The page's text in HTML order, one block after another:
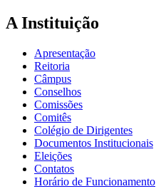
A Instituição
Apresentação
Reitoria
Câmpus
Conselhos
Comissões
Comitês
Colégio de Dirigentes
Documentos Institucionais
Eleições
Contatos
Horário de Funcionamento